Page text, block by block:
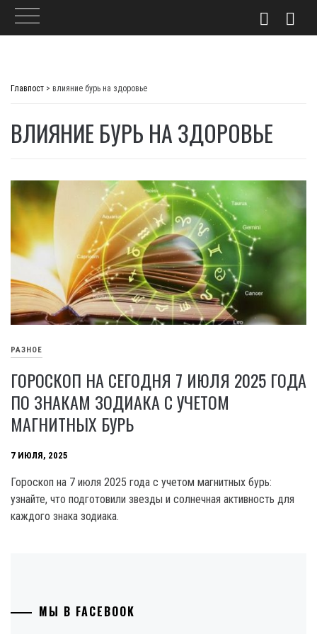
Главпост > влияние бурь на здоровье
ВЛИЯНИЕ БУРЬ НА ЗДОРОВЬЕ
РАЗНОЕ
ГОРОСКОП НА СЕГОДНЯ 7 ИЮЛЯ 2025 ГОДА
ПО ЗНАКАМ ЗОДИАКА С УЧЕТОМ
МАГНИТНЫХ БУРЬ
7 ИЮЛЯ, 2025
Гороскоп на 7 июля 2025 года с учетом магнитных бурь:
узнайте, что подготовили звезды и солнечная активность для
каждого знака зодиака.
МЫ В FACEBOOK